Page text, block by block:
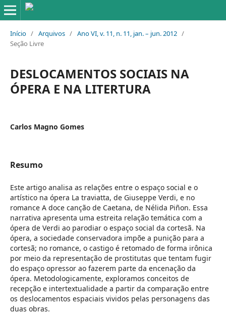
Início / Arquivos / Ano VI, v. 11, n. 11, jan. – jun. 2012 /
Seção Livre
DESLOCAMENTOS SOCIAIS NA
ÓPERA E NA LITERTURA
Carlos Magno Gomes
Resumo
Este artigo analisa as relações entre o espaço social e o
artístico na ópera La traviatta, de Giuseppe Verdi, e no
romance A doce canção de Caetana, de Nélida Piñon. Essa
narrativa apresenta uma estreita relação temática com a
ópera de Verdi ao parodiar o espaço social da cortesã. Na
ópera, a sociedade conservadora impõe a punição para a
cortesã; no romance, o castigo é retomado de forma irônica
por meio da representação de prostitutas que tentam fugir
do espaço opressor ao fazerem parte da encenação da
ópera. Metodologicamente, exploramos conceitos de
recepção e intertextualidade a partir da comparação entre
os deslocamentos espaciais vividos pelas personagens das
duas obras.